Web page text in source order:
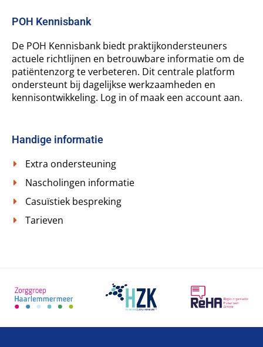
POH Kennisbank
De POH Kennisbank biedt praktijkondersteuners
actuele richtlijnen en betrouwbare informatie om de
patiëntenzorg te verbeteren. Dit centrale platform
ondersteunt bij dagelijkse werkzaamheden en
kennisontwikkeling. Log in of maak een account aan.
Handige informatie
Extra ondersteuning
Nascholingen informatie
Casuïstiek bespreking
Tarieven